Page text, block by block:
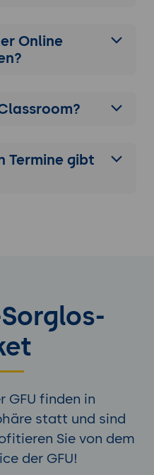
Online
Termine gibt
GFU finden in
statt und sind
Sie von dem
der GFU!